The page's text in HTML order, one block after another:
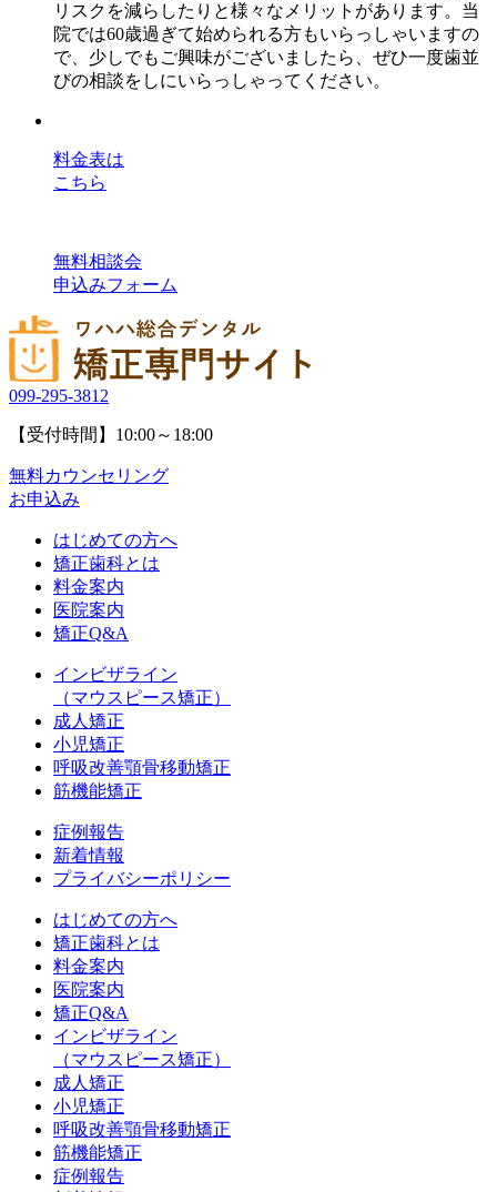
リスクを減らしたりと様々なメリットがあります。当
院では60歳過ぎて始められる方もいらっしゃいますの
で、少しでもご興味がございましたら、ぜひ一度歯並
びの相談をしにいらっしゃってください。
料金表は
こちら
無料相談会
申込みフォーム
099-295-3812
【受付時間】10:00～18:00
無料カウンセリング
お申込み
はじめての方へ
矯正歯科とは
料金案内
医院案内
矯正Q&A
インビザライン
（マウスピース矯正）
成人矯正
小児矯正
呼吸改善顎骨移動矯正
筋機能矯正
症例報告
新着情報
プライバシーポリシー
はじめての方へ
矯正歯科とは
料金案内
医院案内
矯正Q&A
インビザライン
（マウスピース矯正）
成人矯正
小児矯正
呼吸改善顎骨移動矯正
筋機能矯正
症例報告